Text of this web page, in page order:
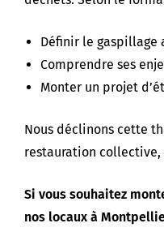
Définir le gaspillage
Comprendre ses
Monter un projet
Nous déclinons cette
restauration collective,
Si vous souhaitez
nos locaux à